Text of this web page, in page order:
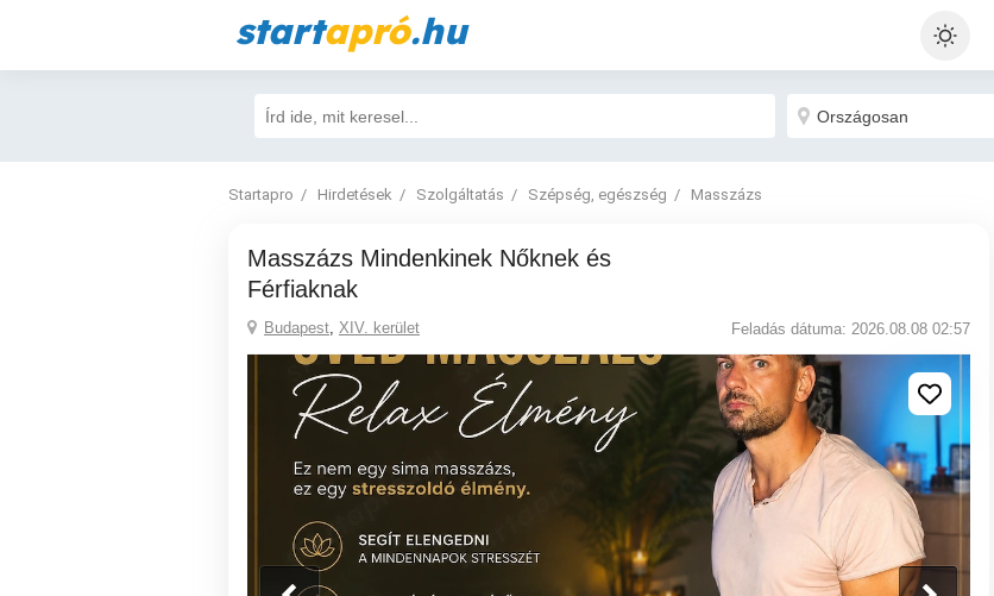
startapró.hu
Startapro Hirdetések Szolgáltatás Szépség, egészség Masszázs
Masszázs Mindenkinek Nőknek és
Férfiaknak
Budapest, XIV. kerület Feladás dátuma: 2026.08.08 02:57